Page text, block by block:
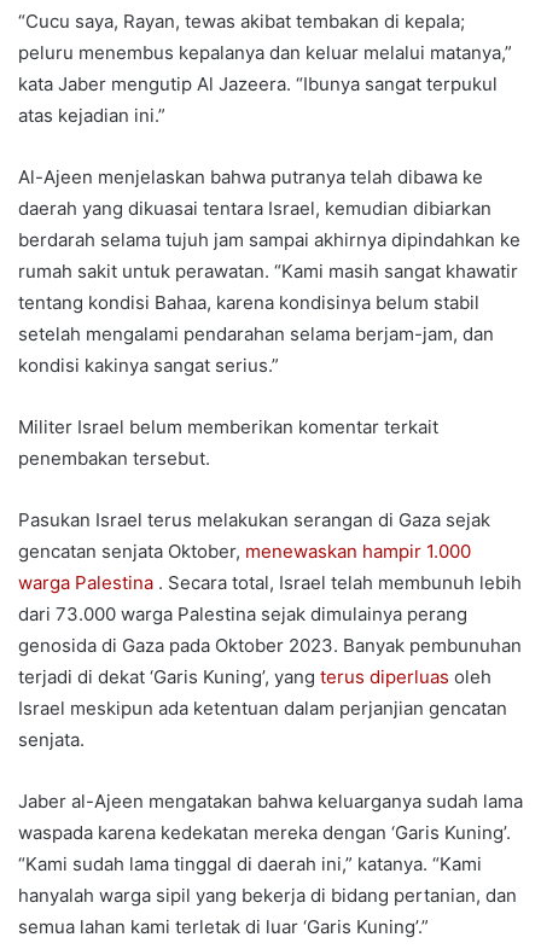
“Cucu saya, Rayan, tewas akibat tembakan di kepala;
peluru menembus kepalanya dan keluar melalui matanya,”
kata Jaber mengutip Al Jazeera. “Ibunya sangat terpukul
atas kejadian ini.”
Al-Ajeen menjelaskan bahwa putranya telah dibawa ke
daerah yang dikuasai tentara Israel, kemudian dibiarkan
berdarah selama tujuh jam sampai akhirnya dipindahkan ke
rumah sakit untuk perawatan. “Kami masih sangat khawatir
tentang kondisi Bahaa, karena kondisinya belum stabil
setelah mengalami pendarahan selama berjam-jam, dan
kondisi kakinya sangat serius.”
Militer Israel belum memberikan komentar terkait
penembakan tersebut.
Pasukan Israel terus melakukan serangan di Gaza sejak
gencatan senjata Oktober, menewaskan hampir 1.000
warga Palestina . Secara total, Israel telah membunuh lebih
dari 73.000 warga Palestina sejak dimulainya perang
genosida di Gaza pada Oktober 2023. Banyak pembunuhan
terjadi di dekat ‘Garis Kuning’, yang terus diperluas oleh
Israel meskipun ada ketentuan dalam perjanjian gencatan
senjata.
Jaber al-Ajeen mengatakan bahwa keluarganya sudah lama
waspada karena kedekatan mereka dengan ‘Garis Kuning’.
“Kami sudah lama tinggal di daerah ini,” katanya. “Kami
hanyalah warga sipil yang bekerja di bidang pertanian, dan
semua lahan kami terletak di luar ‘Garis Kuning’.”